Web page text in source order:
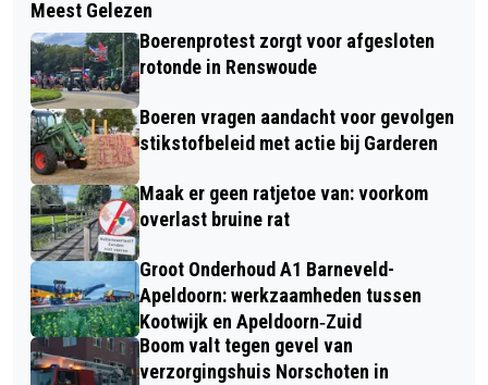
Meest Gelezen
Boerenprotest zorgt voor afgesloten
rotonde in Renswoude
Boeren vragen aandacht voor gevolgen
stikstofbeleid met actie bij Garderen
Maak er geen ratjetoe van: voorkom
overlast bruine rat
Groot Onderhoud A1 Barneveld-
Apeldoorn: werkzaamheden tussen
Kootwijk en Apeldoorn‐Zuid
Boom valt tegen gevel van
verzorgingshuis Norschoten in